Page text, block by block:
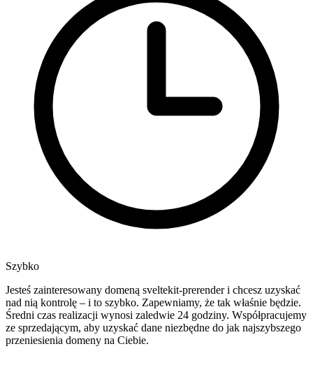
Szybko
Jesteś zainteresowany domeną sveltekit-prerender i chcesz uzyskać
nad nią kontrolę – i to szybko. Zapewniamy, że tak właśnie będzie.
Średni czas realizacji wynosi zaledwie 24 godziny. Współpracujemy
ze sprzedającym, aby uzyskać dane niezbędne do jak najszybszego
przeniesienia domeny na Ciebie.